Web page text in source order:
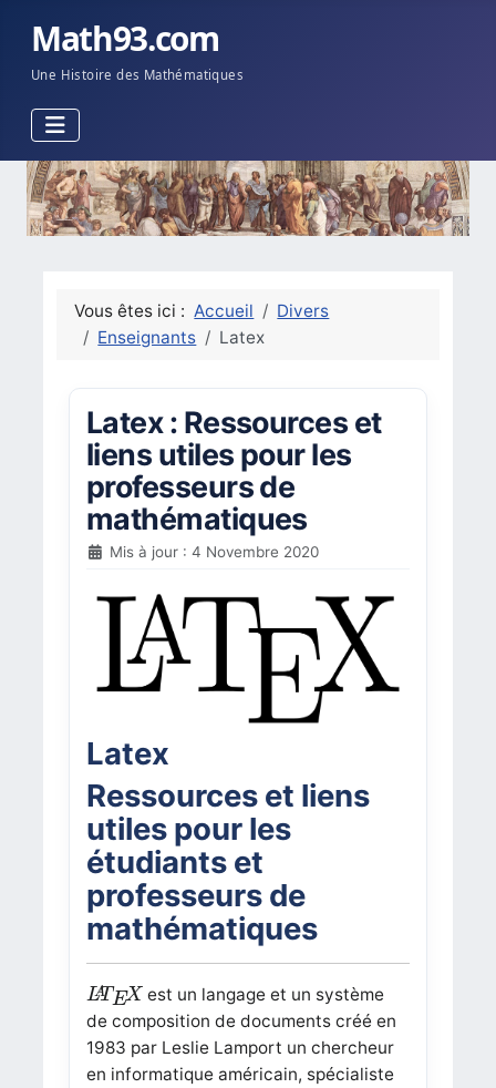
Math93.com
Une Histoire des Mathématiques
Vous êtes ici : Accueil
Divers
Enseignants
Latex
Latex : Ressources et
liens utiles pour les
professeurs de
mathématiques
Mis à jour : 4 Novembre 2020
Latex
Ressources et liens
utiles pour les
étudiants et
professeurs de
mathématiques
LATEX
LATEX est un langage et un système
de composition de documents créé en
1983 par Leslie Lamport un chercheur
en informatique américain, spécialiste